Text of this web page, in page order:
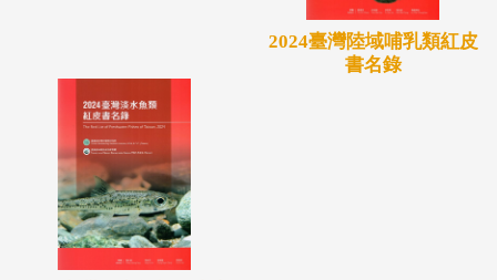
2024臺灣陸域哺乳類紅皮
書名錄